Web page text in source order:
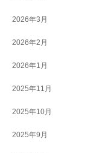
2026年3月
2026年2月
2026年1月
2025年11月
2025年10月
2025年9月